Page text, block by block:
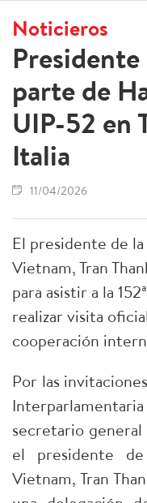
Noticieros
parte de
UIP-52 en
Italia
11/04/2026
El presidente de
Vietnam, Tran
para asistir a la
realizar visita
cooperación
Por las
secretario
el presidente
Vietnam, Tran